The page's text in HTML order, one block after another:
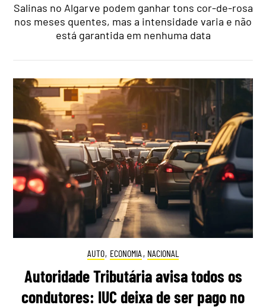
Salinas no Algarve podem ganhar tons cor-de-rosa
nos meses quentes, mas a intensidade varia e não
está garantida em nenhuma data
AUTO, ECONOMIA , NACIONAL
Autoridade Tributária avisa todos os
condutores: IUC deixa de ser pago no